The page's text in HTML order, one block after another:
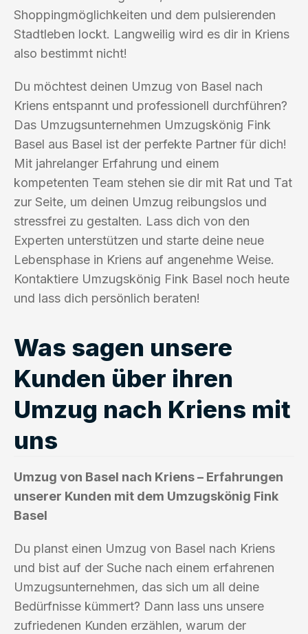
Shoppingmöglichkeiten und dem pulsierenden
Stadtleben lockt. Langweilig wird es dir in Kriens
also bestimmt nicht!
Du möchtest deinen Umzug von Basel nach
Kriens entspannt und professionell durchführen?
Das Umzugsunternehmen Umzugskönig Fink
Basel aus Basel ist der perfekte Partner für dich!
Mit jahrelanger Erfahrung und einem
kompetenten Team stehen sie dir mit Rat und Tat
zur Seite, um deinen Umzug reibungslos und
stressfrei zu gestalten. Lass dich von den
Experten unterstützen und starte deine neue
Lebensphase in Kriens auf angenehme Weise.
Kontaktiere Umzugskönig Fink Basel noch heute
und lass dich persönlich beraten!
Was sagen unsere
Kunden über ihren
Umzug nach Kriens mit
uns
Umzug von Basel nach Kriens – Erfahrungen
unserer Kunden mit dem Umzugskönig Fink
Basel
Du planst einen Umzug von Basel nach Kriens
und bist auf der Suche nach einem erfahrenen
Umzugsunternehmen, das sich um all deine
Bedürfnisse kümmert? Dann lass uns unsere
zufriedenen Kunden erzählen, warum der